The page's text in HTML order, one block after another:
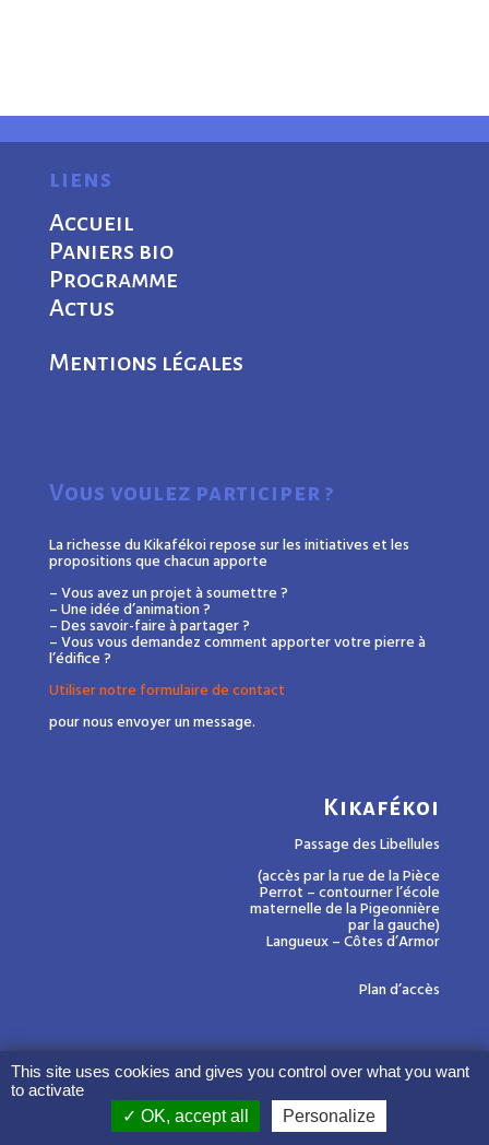
liens
Accueil
Paniers bio
Programme
Actus
Mentions légales
Vous voulez participer ?
La richesse du Kikafékoi repose sur les initiatives et les
propositions que chacun apporte
– Vous avez un projet à soumettre ?
– Une idée d’animation ?
– Des savoir-faire à partager ?
– Vous vous demandez comment apporter votre pierre à
l’édifice ?
Utiliser notre formulaire de contact
pour nous envoyer un message.
Kikafékoi
Passage des Libellules
(accès par la rue de la Pièce
Perrot – contourner l’école
maternelle de la Pigeonnière
par la gauche)
Langueux – Côtes d’Armor
Plan d’accès
This site uses cookies and gives you control over what you want
to activate
OK, accept all
Personalize